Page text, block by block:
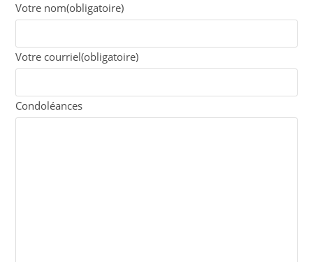
Votre nom(obligatoire)
Votre courriel(obligatoire)
Condoléances